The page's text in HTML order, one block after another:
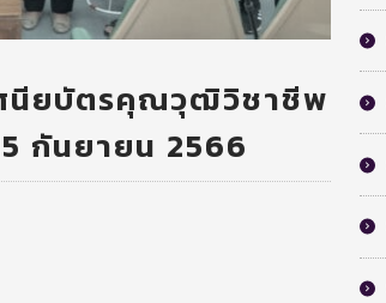
นียบัตรคุณวุฒิวิชาชีพ
กันยายน 2566